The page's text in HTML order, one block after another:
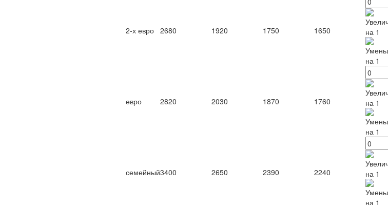
2-х евро 2680 1920 1750 1650
евро 2820 2030 1870 1760
семейный3400 2650 2390 2240